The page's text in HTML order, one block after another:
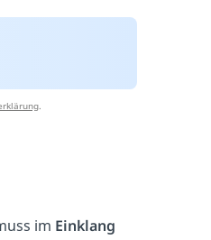
.
im Einklang